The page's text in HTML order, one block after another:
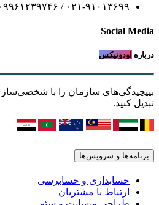
۰۲۱-۹۱۰۱۳۶۹۹ / ۰۹۹۶۱۲۳۹۷۴۶ / ۰۹۱۰۱۹۸۱۷۱۳-۱۴
Social Media
درباره اودونیکس
بپیچیدگی‌های سازمان را با
تبدیل کنید.
برنامه‌ها و سرویس‌ها
حسابداری و حسابرسی
ارتباط با مشتریان